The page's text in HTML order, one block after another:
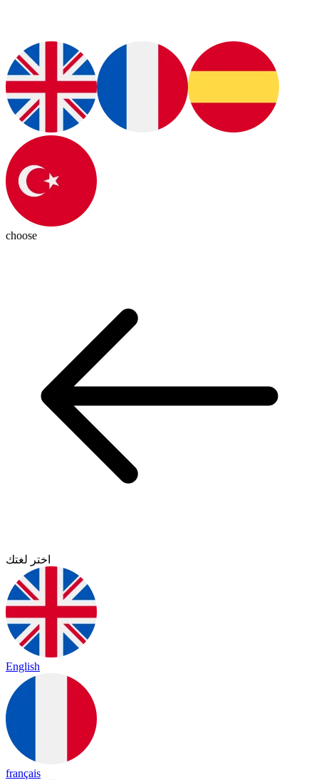
choose
اختر لغتك
English
français